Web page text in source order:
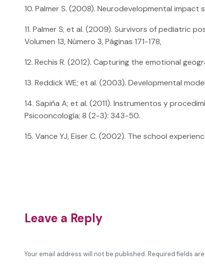
10. Palmer S. (2008). Neurodevelopmental
11. Palmer S; et al. (2009). Survivors of pediatric
Volumen 13, Número 3, Páginas 171-178,
12. Rechis R. (2012). Capturing the emotional
13. Reddick WE; et al. (2003). Developmental
14. Sapiña A; et al. (2011). Instrumentos y
Psicooncología; 8 (2-3): 343-50.
15. Vance YJ, Eiser C. (2002). The school
Leave a Reply
Your email address will not be published. Required fields